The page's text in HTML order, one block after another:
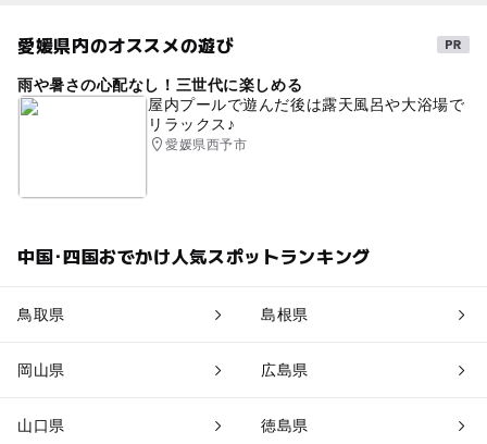
愛媛県内のオススメの遊び
雨や暑さの心配なし！三世代に楽しめる
屋内プールで遊んだ後は露天風呂や大浴場で
リラックス♪
愛媛県西予市
中国･四国おでかけ人気スポットランキング
鳥取県 島根県
岡山県 広島県
山口県 徳島県